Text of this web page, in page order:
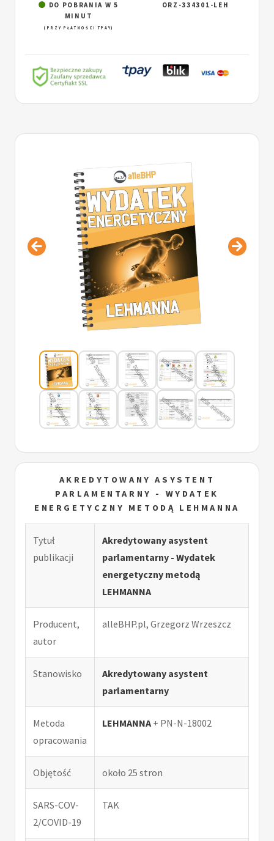
AKREDYTOWANY ASYSTENT
PARLAMENTARNY - WYDATEK
ENERGETYCZNY METODĄ LEHMANNA
Tytuł
publikacji
Akredytowany asystent
parlamentarny - Wydatek
energetyczny metodą
LEHMANNA
Producent,
autor
alleBHP.pl, Grzegorz Wrzeszcz
Stanowisko
Akredytowany asystent
parlamentarny
Metoda
opracowania
LEHMANNA + PN-N-18002
Objętość około 25 stron
SARS-COV-
2/COVID-19
TAK
DO POBRANIA W 5
MINUT
(PRZY PŁATNOŚCI TPAY)
ORZ-334301-LEH